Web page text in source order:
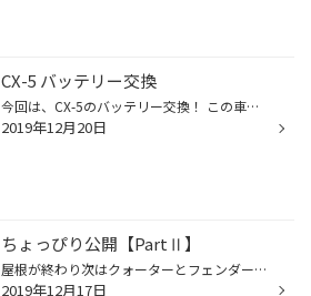
CX-5 バッテリー交換
今回は、CX-5のバッテリー交換！ この車両は、充電積算量のリセット手順があって！ 手順にそって作業をしていきます この手順を疎かにすると！バッテリーの警告灯がいきなり点きます！！！！
2019年12月20日
ちょっぴり公開【PartⅡ】
屋根が終わり次はクォーターとフェンダーの鈑金です！ 1年半前に刺さったときに直さず放置していた箇所(-_-;) リアフェンダーは、フレーム修正になるので放置！！ パテ盛りして削って終了！ ついでに塗装する際、マスキングするのも面倒くさいので トランクのトヨタエンブレムも剥がして穴をパテ埋...
2019年12月17日